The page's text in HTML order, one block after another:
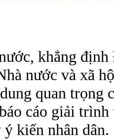
khẳng
nước và xã
quan trọng
cáo giải
kiến nhân dân.